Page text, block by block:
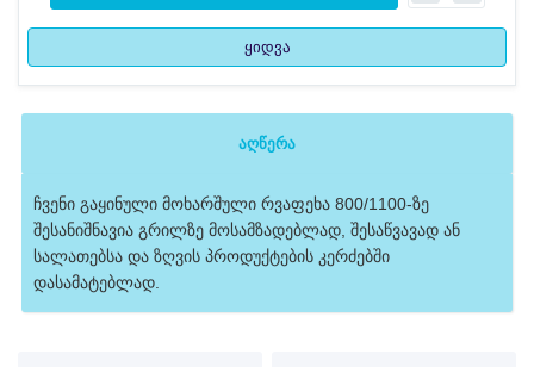
ყიდვა
აღწერა
ჩვენი გაყინული მოხარშული რვაფეხა 800/1100-ზე
შესანიშნავია გრილზე მოსამზადებლად, შესაწვავად ან
სალათებსა და ზღვის პროდუქტების კერძებში
დასამატებლად.